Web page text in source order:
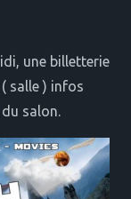
une billetterie
salle ) infos
salon.